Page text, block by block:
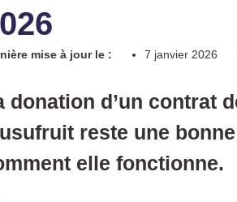
mise à jour le : 7 janvier 2026
donation d’un contrat
reste une
elle fonctionne.